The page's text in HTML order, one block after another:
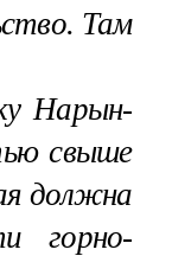
Там
Нарын-
свыше
должна
горно-